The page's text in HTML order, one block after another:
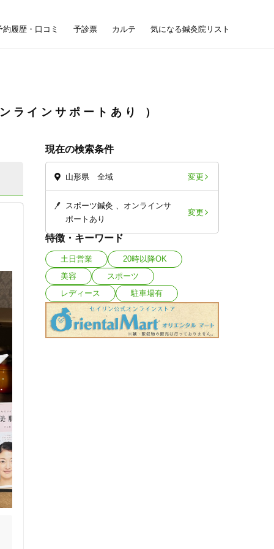
約履歴・口コミ 予診票 カルテ 気になる鍼灸院リスト
ラインサポートあり
現在の検索条件
山形県 全域 変更
スポーツ鍼灸
オンラインサ
ポートあり
変更
特徴・キーワード
土日営業
20時以降OK
美容
スポーツ
レディース
駐車場有